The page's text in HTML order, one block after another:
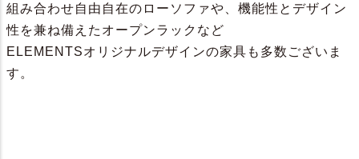
組み合わせ自由自在のローソファや、機能性とデザイン
性を兼ね備えたオープンラックなど
ELEMENTSオリジナルデザインの家具も多数ございま
す。